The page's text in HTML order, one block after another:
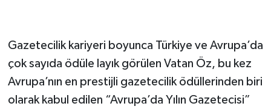
Gazetecilik kariyeri boyunca Türkiye ve Avrupa’da
çok sayıda ödüle layık görülen Vatan Öz, bu kez
Avrupa’nın en prestijli gazetecilik ödüllerinden biri
olarak kabul edilen “Avrupa’da Yılın Gazetecisi”